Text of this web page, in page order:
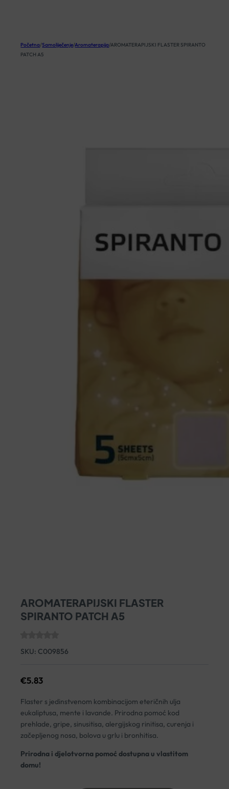
Početna/Samoliječenje/Aromaterapija/AROMATERAPIJSKI FLASTER SPIRANTO
PATCH A5
AROMATERAPIJSKI FLASTER
SPIRANTO PATCH A5
SKU: C009856
€5.83
Flaster s jedinstvenom kombinacijom eteričnih ulja
eukaliptusa, mente i lavande. Prirodna pomoć kod
prehlade, gripe, sinusitisa, alergijskog rinitisa, curenja i
začepljenog nosa, bolova u grlu i bronhitisa.
Prirodna i djelotvorna pomoć dostupna u vlastitom
domu!